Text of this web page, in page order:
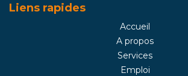
Liens rapides
Accueil
A propos
Services
Emploi